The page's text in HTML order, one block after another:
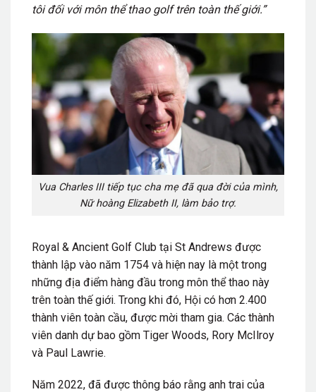
tôi đối với môn thể thao golf trên toàn thế giới.”
Vua Charles III tiếp tục cha mẹ đã qua đời của mình,
Nữ hoàng Elizabeth II, làm bảo trợ.
Royal & Ancient Golf Club tại St Andrews được
thành lập vào năm 1754 và hiện nay là một trong
những địa điểm hàng đầu trong môn thể thao này
trên toàn thế giới. Trong khi đó, Hội có hơn 2.400
thành viên toàn cầu, được mời tham gia. Các thành
viên danh dự bao gồm Tiger Woods, Rory McIlroy
và Paul Lawrie.
Năm 2022, đã được thông báo rằng anh trai của